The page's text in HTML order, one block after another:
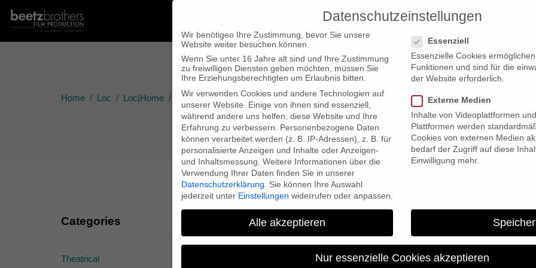
PRODUCTIONS
Home Loc Loc|Home Christian Beetz presents “Falciani’s List” at MEDIA Innovation Showcase
Christian Beetz presents
Innovation
Categories
Theatrical
Datenschutzeinstellungen
Wir benötigen Ihre Zustimmung, bevor Sie unsere
Website weiter besuchen können.
Wenn Sie unter 16 Jahre alt sind und Ihre Zustimmung
zu freiwilligen Diensten geben möchten, müssen Sie
Ihre Erziehungsberechtigten um Erlaubnis bitten.
Wir verwenden Cookies und andere Technologien auf
unserer Website. Einige von ihnen sind essenziell,
während andere uns helfen, diese Website und Ihre
Erfahrung zu verbessern.
Personenbezogene Daten
können verarbeitet werden (z. B. IP-Adressen), z. B. für
personalisierte Anzeigen und Inhalte oder Anzeigen-
und Inhaltsmessung. Weitere Informationen über die
Verwendung Ihrer Daten finden Sie in unserer
Datenschutzerklärung
Sie können Ihre Auswahl
jederzeit unter Einstellungen widerrufen oder anpassen.
Essenziell
Essenzielle Cookies
Funktionen und sind für die
der Website erforderlich.
Externe Medien
Inhalte von Videoplattformen
Plattformen werden
Cookies von externen Medien
bedarf der Zugriff auf diese
Einwilligung mehr.
Alle akzeptieren
Nur essenzielle Cookies akzeptieren